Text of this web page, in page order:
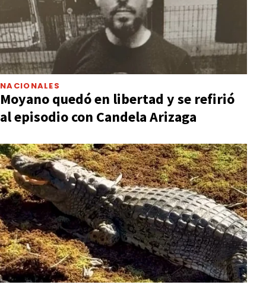
NACIONALES
Moyano quedó en libertad y se refirió
al episodio con Candela Arizaga